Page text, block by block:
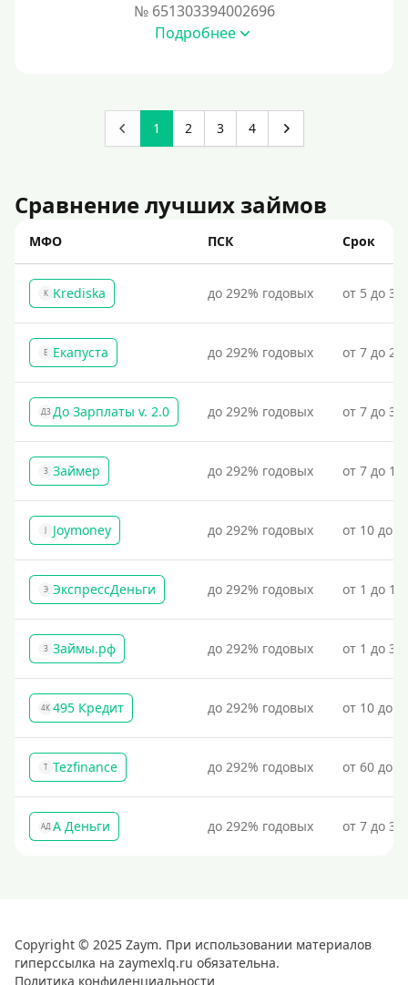
№ 651303394002696
Подробнее
1 2 3 4
Сравнение лучших займов
МФО ПСК Срок
K Krediska до 292% годовых от 5 до
Е Екапуста до 292% годовых от 7 до
ДЗ До Зарплаты v. 2.0 до 292% годовых от 7 до
З Займер до 292% годовых от 7 до
J Joymoney до 292% годовых от 10 до
Э ЭкспрессДеньги до 292% годовых от 1 до
З Займы.рф до 292% годовых от 1 до
4К 495 Кредит до 292% годовых от 10 до
T Tezfinance до 292% годовых от 60 до
АД А Деньги до 292% годовых от 7 до
Copyright © 2025 Zaym. При использовании материалов
гиперссылка на zaymexlq.ru обязательна.
Политика конфиденциальности